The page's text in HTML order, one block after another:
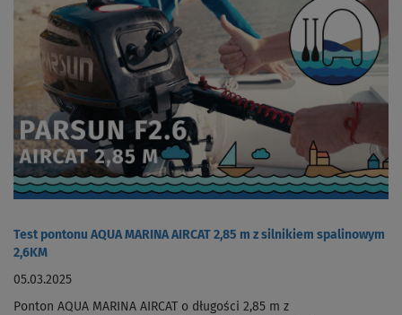
Test pontonu AQUA MARINA AIRCAT 2,85 m z silnikiem spalinowym
2,6KM
05.03.2025
Ponton AQUA MARINA AIRCAT o długości 2,85 m z